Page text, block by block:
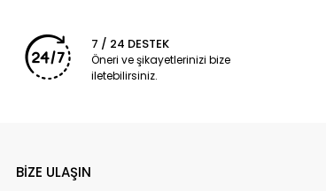
7 / 24 DESTEK
Öneri ve şikayetlerinizi bize
iletebilirsiniz.
BİZE ULAŞIN